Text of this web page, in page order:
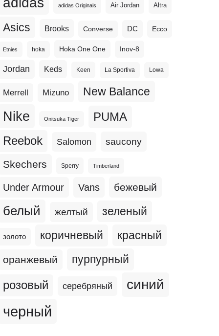
adidas Originals Air Jordan Altra
Asics Brooks Converse DC Ecco
Etnies hoka Hoka One One Inov-8
Jordan Keds Keen La Sportiva Lowa
Merrell Mizuno New Balance
Nike Onitsuka Tiger PUMA
Reebok Salomon saucony
Skechers Sperry Timberland
Under Armour Vans бежевый
белый желтый зеленый
золото коричневый красный
оранжевый пурпурный
розовый серебряный синий
черный